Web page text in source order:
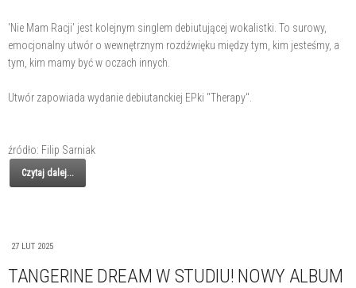
'Nie Mam Racji' jest kolejnym singlem debiutującej wokalistki. To surowy,
emocjonalny utwór o wewnętrznym rozdźwięku między tym, kim jesteśmy, a
tym, kim mamy być w oczach innych.
Utwór zapowiada wydanie debiutanckiej EPki "Therapy".
źródło: Filip Sarniak
Czytaj dalej...
27 LUT 2025
TANGERINE DREAM W STUDIU! NOWY ALBUM